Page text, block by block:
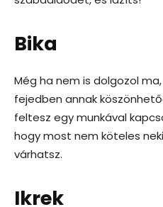
Bika
Még ha nem is dolgozol
fejedben annak
feltesz egy munkával
hogy most nem köteles
várhatsz.
Ikrek